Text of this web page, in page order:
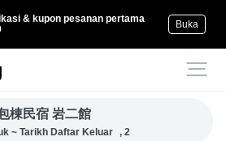
& kupon pesanan pertama
Buka
棟民宿 岩二館
~ Tarikh Daftar Keluar , 2